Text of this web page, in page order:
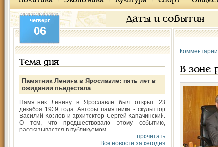
Даты и события
четверг
06
Тема дня
Памятник Ленина в Ярославле: пять лет в
ожидании пьедестала
Памятник Ленину в Ярославле был открыт 23
декабря 1939 года. Авторы памятника - скульптор
Василий Козлов и архитектор Сергей Капачинский.
О том, что предшествовало этому событию,
рассказывается в публикуемом ...
прочитать
Все новости за сегодня
В зоне